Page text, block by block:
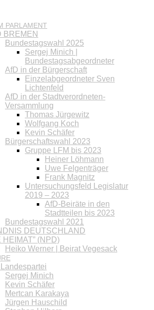
PARLAMENT
BREMEN
Bundestagswahl 2025
Sergej Minich |
Bundestagsabgeordneter
AfD in der Bürgerschaft
Einzelabgeordneter Sven
Lichtenfeld
AfD in der Stadtverordneten-
Versammlung
Thomas Jürgewitz
Wolfgang Koch
Kevin Schäfer
Bürgerschaftswahl 2023
Gruppe LFM bis 2023
Heiner Löhmann
Uwe Felgenträger
Frank Magnitz
Untersuchungsfeld Legislatur
2019 – 2023
AfD-Beiräte in den
Stadtteilen bis 2023
Bundestagswahl 2021
DEUTSCHLAND
HEIMAT” (NPD)
Heiko Werner | Beirat Vegesack
Sergej Minich
Kevin Schäfer
Mertcan Karakaya
Jürgen Hauschild